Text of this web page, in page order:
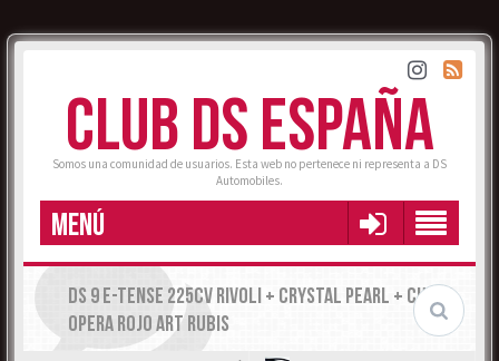
CLUB DS ESPAÑA
Somos una comunidad de usuarios. Esta web no pertenece ni representa a DS
Automobiles.
MENÚ
DS 9 E-TENSE 225CV RIVOLI + CRYSTAL PEARL + CUERO
OPERA ROJO ART RUBIS